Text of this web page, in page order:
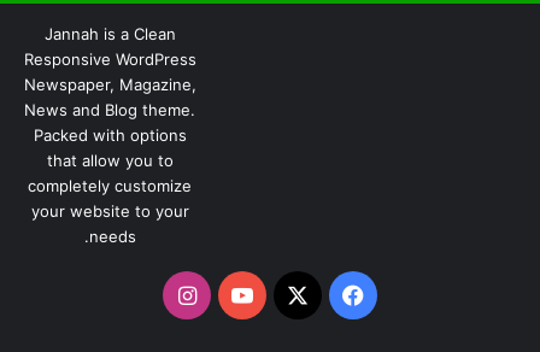
Jannah is a Clean
Responsive WordPress
Newspaper, Magazine,
News and Blog theme.
Packed with options
that allow you to
completely customize
your website to your
needs.
فيسبوك
‫X
‫YouTubeانستقرام